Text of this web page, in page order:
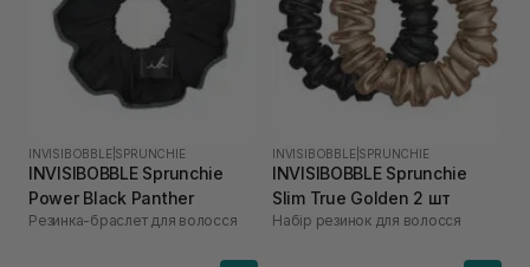
INVISIBOBBLE SPRUNCHIE
INVISIBOBBLE Sprunchie
Power Black Panther
Резинка-браслет для волосся
INVISIBOBBLE SPRUNCHIE
INVISIBOBBLE Sprunchie
Slim True Golden 2 шт
Набір резинок для волосся